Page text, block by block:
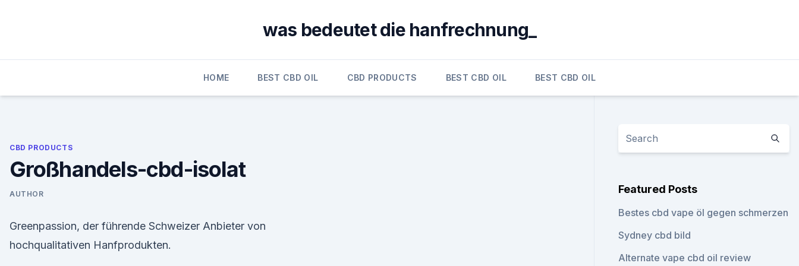
was bedeutet die hanfrechnung_
HOME BEST CBD OIL CBD PRODUCTS BEST CBD OIL BEST CBD OIL
CBD PRODUCTS
Großhandels-cbd-isolat
AUTHOR
Greenpassion, der führende Schweizer Anbieter von
hochqualitativen Hanfprodukten.
Featured Posts
Bestes cbd vape öl gegen schmerzen
Sydney cbd bild
Alternate vape cbd oil review